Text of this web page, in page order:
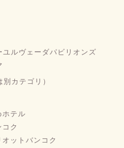
ユルヴェーダパビリオンズ
カテゴリ）
ホテル
ク
ットバンコク